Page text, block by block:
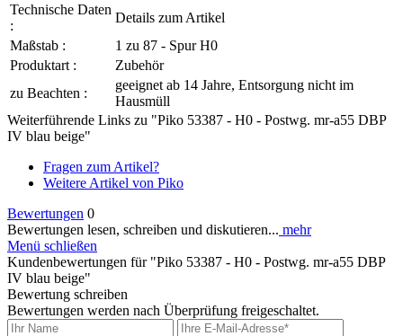
Technische Daten
:
Details zum Artikel
Maßstab :
1 zu 87 - Spur H0
Produktart :
Zubehör
zu Beachten :
geeignet ab 14 Jahre, Entsorgung nicht im
Hausmüll
Weiterführende Links zu "Piko 53387 - H0 - Postwg. mr-a55 DBP
IV blau beige"
Fragen zum Artikel?
Weitere Artikel von Piko
Bewertungen 0
Bewertungen lesen, schreiben und diskutieren... mehr
Menü schließen
Kundenbewertungen für "Piko 53387 - H0 - Postwg. mr-a55 DBP
IV blau beige"
Bewertung schreiben
Bewertungen werden nach Überprüfung freigeschaltet.